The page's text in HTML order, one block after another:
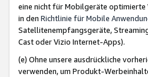
eine nicht für Mobilgeräte optimierte
in den Richtlinie für Mobile
Satellitenempfangsgeräte,
Cast oder Vizio Internet-Apps).
(e) Ohne unsere ausdrückliche
verwenden, um Produkt-